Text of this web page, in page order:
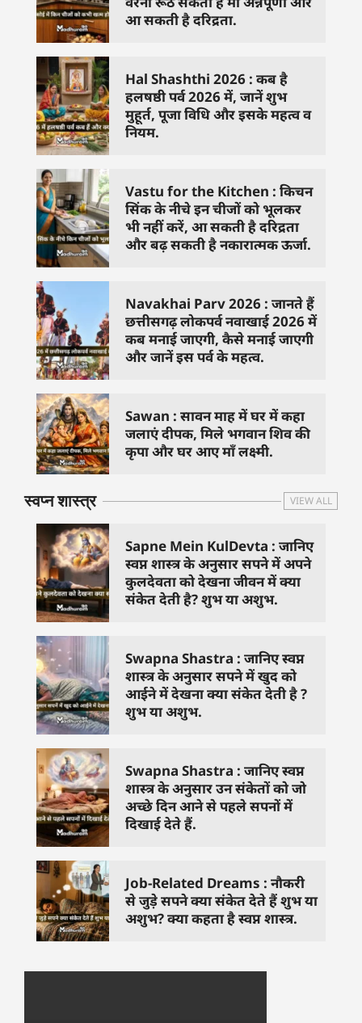
आ सकती है दरिद्रता.
Hal Shashthi 2026 : कब है
हलषष्ठी पर्व 2026 में, जानें शुभ
मुहूर्त, पूजा विधि और इसके महत्व व
नियम.
Vastu for the Kitchen : किचन
सिंक के नीचे इन चीजों को भूलकर
भी नहीं करें, आ सकती है दरिद्रता
और बढ़ सकती है नकारात्मक ऊर्जा.
Navakhai Parv 2026 : जानते हैं
छत्तीसगढ़ लोकपर्व नवाखाई 2026 में
कब मनाई जाएगी, कैसे मनाई जाएगी
और जानें इस पर्व के महत्व.
Sawan : सावन माह में घर में कहा
जलाएं दीपक, मिले भगवान शिव की
कृपा और घर आए माँ लक्ष्मी.
स्वप्न शास्त्र VIEW ALL
Sapne Mein KulDevta : जानिए
स्वप्न शास्त्र के अनुसार सपने में अपने
कुलदेवता को देखना जीवन में क्या
संकेत देती है? शुभ या अशुभ.
Swapna Shastra : जानिए स्वप्न
शास्त्र के अनुसार सपने में खुद को
आईने में देखना क्या संकेत देती है ?
शुभ या अशुभ.
Swapna Shastra : जानिए स्वप्न
शास्त्र के अनुसार उन संकेतों को जो
अच्छे दिन आने से पहले सपनों में
दिखाई देते हैं.
Job-Related Dreams : नौकरी
से जुड़े सपने क्या संकेत देते हैं शुभ या
अशुभ? क्या कहता है स्वप्न शास्त्र.